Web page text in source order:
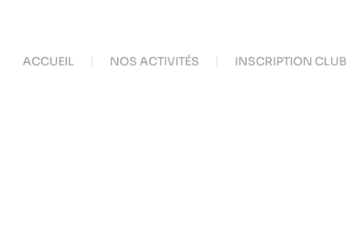
ACCUEIL NOS ACTIVITÉS INSCRIPTION CLUB